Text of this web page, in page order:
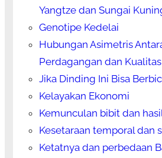
Yangtze dan Sungai
Genotipe Kedelai
Hubungan Asimetris
Perdagangan dan
Jika Dinding Ini Bisa
Kelayakan Ekonomi
Kemunculan bibit dan
Kesetaraan temporal dan
Ketatnya dan perbedaan